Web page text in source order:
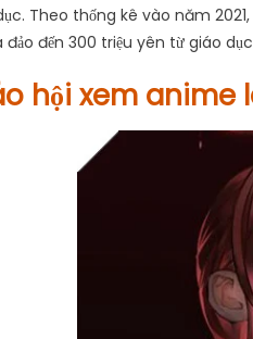
Theo thống kê vào năm
đảo đến 300 triệu yên từ giáo
hội xem anime